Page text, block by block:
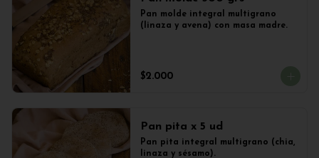
Pan molde integral multigrano
(linaza y avena) con masa madre.
$2.000
Pan pita x 5 ud
Pan pita integral multigrano (chia,
linaza y sésamo).